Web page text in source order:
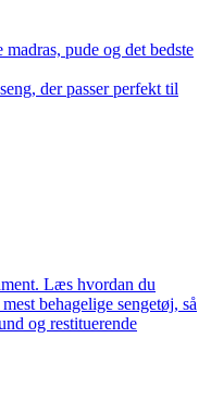
pude og det bedste
der passer perfekt til
Læs hvordan du
behagelige sengetøj, så
og restituerende